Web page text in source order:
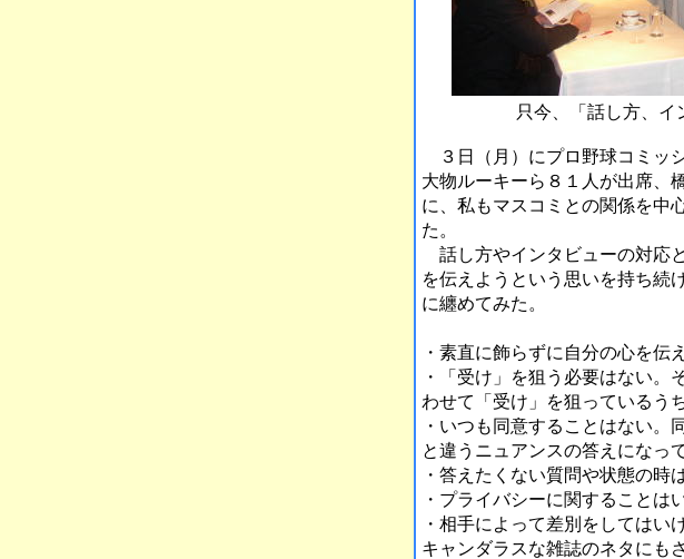
只今、「話し方、イ
３日（月）にプロ野球コミッ
大物ルーキーら８１人が出席、
に、私もマスコミとの関係を中
た。
話し方やインタビューの対応
を伝えようという思いを持ち続
に纏めてみた。
・素直に飾らずに自分の心を伝
・「受け」を狙う必要はない
わせて「受け」を狙っているう
・いつも同意することはない。
と違うニュアンスの答えになっ
・答えたくない質問や状態の時
・プライバシーに関することは
・相手によって差別をしてはい
キャンダラスな雑誌のネタにも